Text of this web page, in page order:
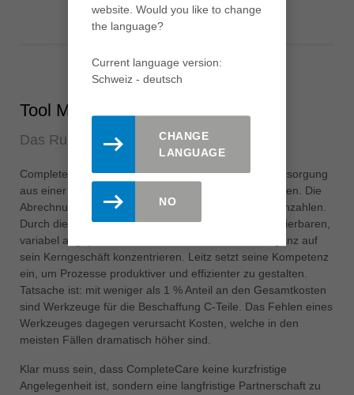
Tool Management „CompleteCare“
Das Rundum-Sorglos-Paket
CompleteCare steht für die vollständige Werkzeugversorgung
aus einer Hand, ideal für Betriebe mit hohen Losgrößen. Die
Abrechnung basiert auf vereinbarten Produktionskennzahlen.
Durch dieses Rundum-Sorglos-Paket mit exakt kalkulierbaren,
variabel angepassten Kosten kann sich der Kunde ganz auf
sein Kerngeschäft konzentrieren. Leitz setzt seine Kompetenz
ein, um Prozesse produktiver und effizienter zu gestalten.
Tatsache ist: mit weniger als 1 % Anteil an den Gesamtkosten
sind Werkzeuge für die Beschaffung C-Teile. Das Fehlen eines
Werkzeuges dagegen verursacht Kosten, welche in den
meisten Fällen dramatisch höher sind.
Klar muss sein, dass CompleteCare keine kurzfristige
Angelegenheit ist, sondern eine langfristige Partnerschaft zu
website. Would you like to change
the language?
Current language version:
Schweiz - deutsch
CHANGE
LANGUAGE
NO